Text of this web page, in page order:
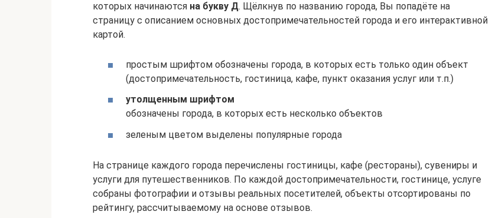
которых начинаются на букву Д. Щёлкнув по названию города, Вы попадёте на
страницу с описанием основных достопримечательностей города и его интерактивной
картой.
простым шрифтом обозначены города, в которых есть только один объект
(достопримечательность, гостиница, кафе, пункт оказания услуг или т.п.)
yтолщенным шрифтом
обозначены города, в которых есть несколько объектов
зеленым цветом выделены популярные города
На странице каждого города перечислены гостиницы, кафе (рестораны), сувениры и
услуги для путешественников. По каждой достопримечательности, гостинице, услуге
собраны фотографии и отзывы реальных посетителей, объекты отсортированы по
рейтингу, рассчитываемому на основе отзывов.